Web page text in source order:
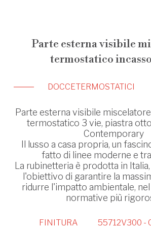
Parte esterna visibile
termostatico
DOCCETERMOSTATICI
Parte esterna visibile
termostatico 3 vie, piastra
Contemporary
Il lusso a casa propria, un
fatto di linee moderne e
La rubinetteria è prodotta in
l'obiettivo di garantire la
ridurre l'impatto ambientale,
normative più
FINITURA 55712V300 -